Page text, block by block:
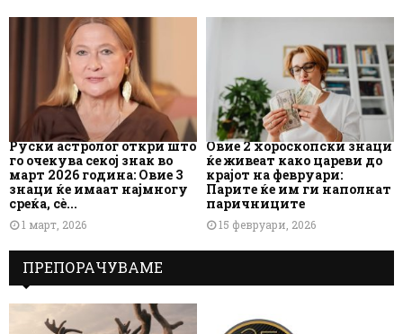
Руски астролог откри што
го очекува секој знак во
март 2026 година: Овие 3
знаци ќе имаат најмногу
среќа, сè...
1 март, 2026
Овие 2 хороскопски знаци
ќе живеат како цареви до
крајот на февруари:
Парите ќе им ги наполнат
паричниците
15 февруари, 2026
ПРЕПОРАЧУВАМЕ